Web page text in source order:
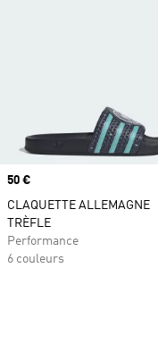
Prix
50 €
CLAQUETTE ALLEMAGNE
TRÈFLE
Performance
6 couleurs